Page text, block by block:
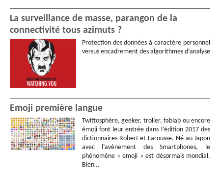
La surveillance de masse, parangon de la
connectivité tous azimuts ?
Protection des données à caractère personnel
versus encadrement des algorithmes d’analyse
Emoji première langue
Twittosphère, geeker, troller, fablab ou encore
émoji font leur entrée dans l’édition 2017 des
dictionnaires Robert et Larousse. Né au Japon
avec l’avènement des Smartphones, le
phénomène « emoji » est désormais mondial.
Bien…